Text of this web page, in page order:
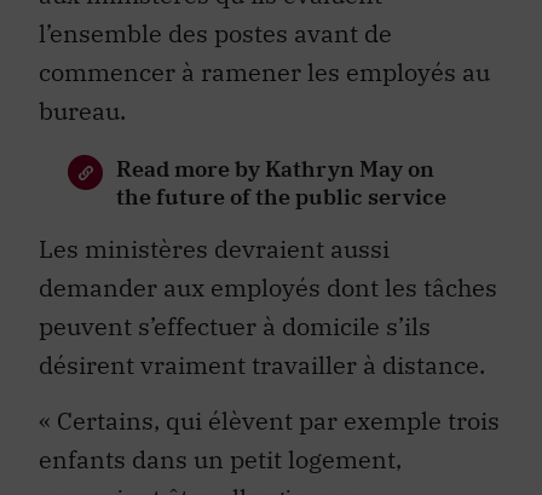
l’ensemble des postes avant de
commencer à ramener les employés au
bureau.
Read more by Kathryn May on
the future of the public service
Les ministères devraient aussi
demander aux employés dont les tâches
peuvent s’effectuer à domicile s’ils
désirent vraiment travailler à distance.
« Certains, qui élèvent par exemple trois
enfants dans un petit logement,